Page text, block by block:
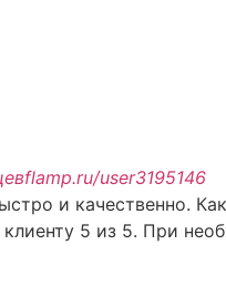
flamp.ru/user3195146
и качественно.
5 из 5. При